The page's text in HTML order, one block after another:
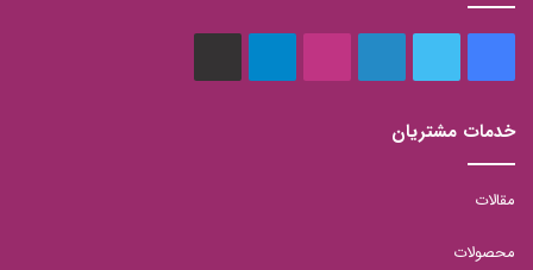
خدمات مشتریان
مقالات
محصولات